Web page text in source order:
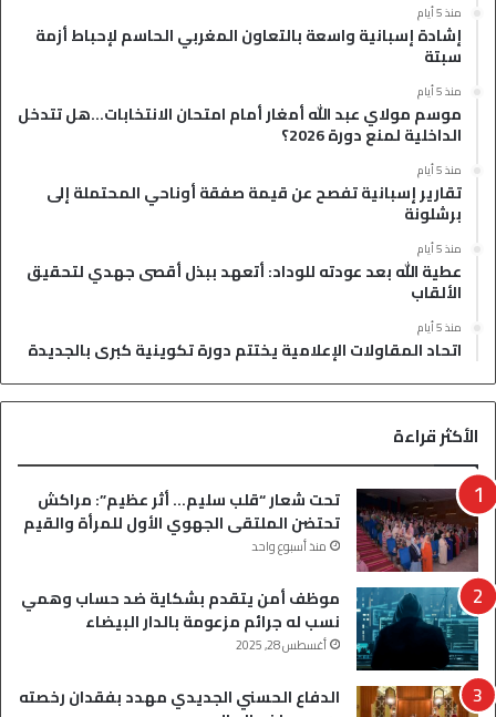
منذ 5 أيام
إشادة إسبانية واسعة بالتعاون المغربي الحاسم لإحباط أزمة
سبتة
منذ 5 أيام
موسم مولاي عبد الله أمغار أمام امتحان الانتخابات…هل تتدخل
الداخلية لمنع دورة 2026؟
منذ 5 أيام
تقارير إسبانية تفصح عن قيمة صفقة أوناحي المحتملة إلى
برشلونة
منذ 5 أيام
عطية الله بعد عودته للوداد: أتعهد ببذل أقصى جهدي لتحقيق
الألقاب
منذ 5 أيام
اتحاد المقاولات الإعلامية يختتم دورة تكوينية كبرى بالجديدة
الأكثر قراءة
تحت شعار “قلب سليم… أثر عظيم”: مراكش
تحتضن الملتقى الجهوي الأول للمرأة والقيم
منذ أسبوع واحد
موظف أمن يتقدم بشكاية ضد حساب وهمي
نسب له جرائم مزعومة بالدار البيضاء
أغسطس 28, 2025
الدفاع الحسني الجديدي مهدد بفقدان رخصته